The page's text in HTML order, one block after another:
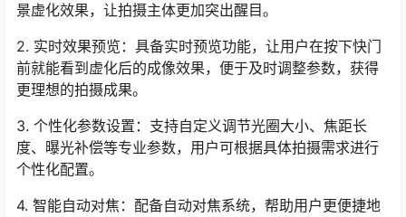
景虚化效果，让拍摄主体更加突出醒目。
2. 实时效果预览：具备实时预览功能，让用户在按下快门
前就能看到虚化后的成像效果，便于及时调整参数，获得
更理想的拍摄成果。
3. 个性化参数设置：支持自定义调节光圈大小、焦距长
度、曝光补偿等专业参数，用户可根据具体拍摄需求进行
个性化配置。
4. 智能自动对焦：配备自动对焦系统，帮助用户更便捷地